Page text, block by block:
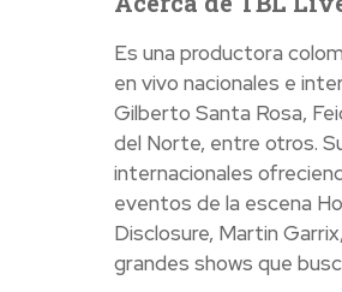
Es una productora
en vivo nacionales e
Gilberto Santa Rosa,
del Norte, entre otros.
internacionales
eventos de la escena
Disclosure, Martin
grandes shows que